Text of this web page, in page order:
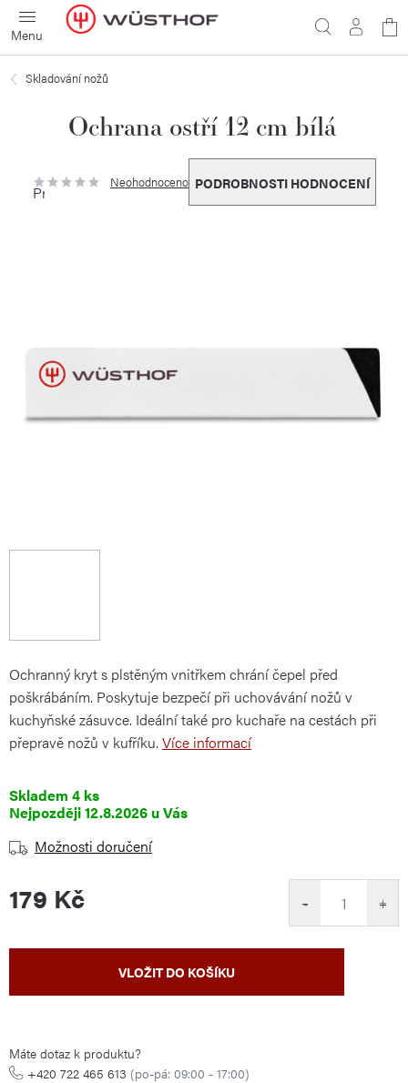
Přejít
na
obsah
Skladování nožů
Ochrana ostří 12 cm bílá
Průměrné
hodnocení
Neohodnoceno PODROBNOSTI HODNOCENÍ
Ochranný kryt s plstěným vnitřkem chrání čepel před
poškrábáním. Poskytuje bezpečí při uchovávání nožů v
kuchyňské zásuvce. Ideální také pro kuchaře na cestách při
přepravě nožů v kufříku. Více informací
Skladem 4 ks
12.8.2026
Možnosti doručení
179 Kč +
−
VLOŽIT DO KOŠÍKU
Máte dotaz k produktu?
+420 722 465 613 (po-pá: 09:00 - 17:00)